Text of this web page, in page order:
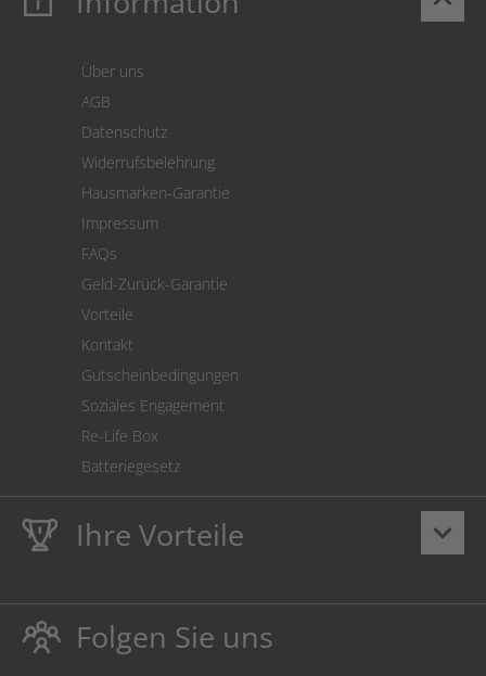
Cookie Einstellungen
Über uns
AGB
Datenschutz
Widerrufsbelehrung
Hausmarken-Garantie
Impressum
FAQs
Geld-Zurück-Garantie
Vorteile
Kontakt
Gutscheinbedingungen
Soziales Engagement
Re-Life Box
Batteriegesetz
keyboard_arrow_down
Ihre Vorteile
LebenslangeHausmarke Garantieauf Toner und Tinte
schützt auch Ihren Drucker.
Umweltfreundlich dadurch Abfallvermeidung.
Folgen Sie uns